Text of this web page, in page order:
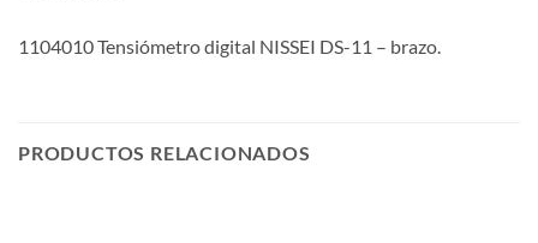
1104010 Tensiómetro digital NISSEI DS-11 – brazo.
PRODUCTOS RELACIONADOS